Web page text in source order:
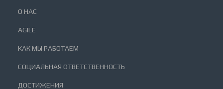
О НАС
AGILE
КАК МЫ РАБОТАЕМ
СОЦИАЛЬНАЯ ОТВЕТСТВЕННОСТЬ
ДОСТИЖЕНИЯ